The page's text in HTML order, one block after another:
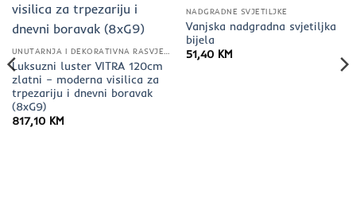
UNUTARNJA I DEKORATIVNA RASVJETA
Luksuzni luster VITRA 120cm
zlatni – moderna visilica za
trpezariju i dnevni boravak
(8xG9)
817,10 KM
NADGRADNE SVJETILJKE
Vanjska nadgradna svjetiljka
bijela
51,40 KM